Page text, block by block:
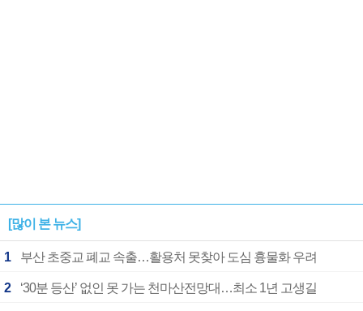
[많이 본 뉴스]
1 부산 초중교 폐교 속출…활용처 못찾아 도심 흉물화 우려
2 ‘30분 등산’ 없인 못 가는 천마산전망대…최소 1년 고생길